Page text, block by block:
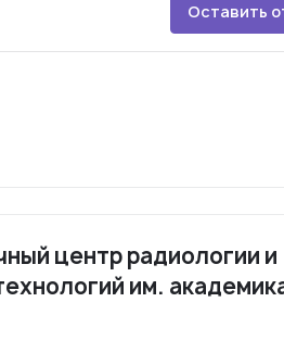
Оставить
центр радиологии и
им.